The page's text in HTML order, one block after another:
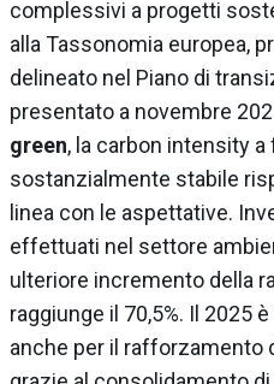
complessivi a progetti
alla Tassonomia europea,
delineato nel Piano di
presentato a novembre
green, la carbon intensity
sostanzialmente stabile
linea con le aspettative.
effettuati nel settore
ulteriore incremento della
raggiunge il 70,5%. Il 2025
anche per il rafforzamento